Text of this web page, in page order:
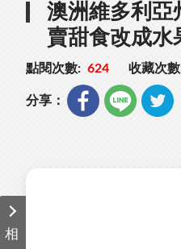
澳洲維多利亞
賣甜食改成水
點閱次數: 624 收藏次
分享：
相